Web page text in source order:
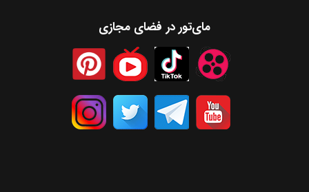
مای‌تور در فضای مجازی